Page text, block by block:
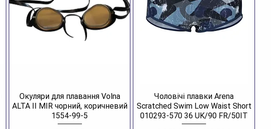
Окуляри для плавання Volna
ALTA II MIR чорний, коричневий
1554-99-5
Чоловічі плавки Arena
Scratched Swim Low Waist Short
010293-570 36 UK/90 FR/50IT